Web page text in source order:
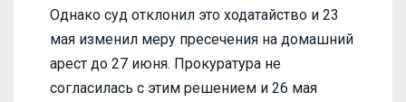
Однако суд отклонил это ходатайство и 23
мая изменил меру пресечения на домашний
арест до 27 июня. Прокуратура не
согласилась с этим решением и 26 мая